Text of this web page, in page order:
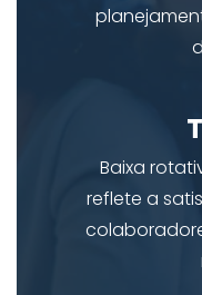
Baixa
reflete a